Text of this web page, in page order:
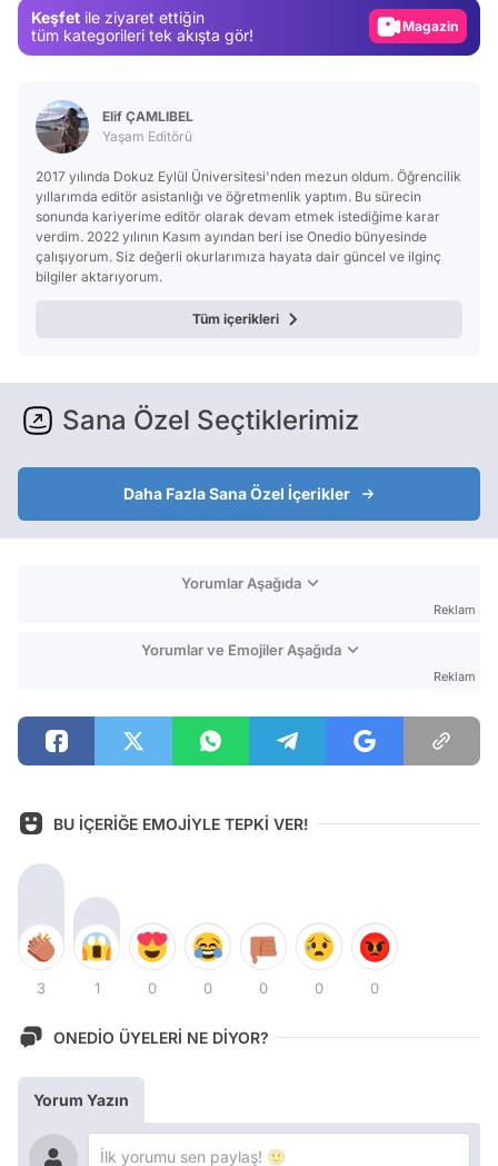
Keşfet ile ziyaret ettiğin
tüm kategorileri tek akışta gör!
Magazin
Elif ÇAMLIBEL
Yaşam Editörü
2017 yılında Dokuz Eylül Üniversitesi'nden mezun oldum. Öğrencilik
yıllarımda editör asistanlığı ve öğretmenlik yaptım. Bu sürecin
sonunda kariyerime editör olarak devam etmek istediğime karar
verdim. 2022 yılının Kasım ayından beri ise Onedio bünyesinde
çalışıyorum. Siz değerli okurlarımıza hayata dair güncel ve ilginç
bilgiler aktarıyorum.
Tüm içerikleri
Sana Özel Seçtiklerimiz
Daha Fazla Sana Özel İçerikler
Yorumlar Aşağıda
Reklam
Yorumlar ve Emojiler Aşağıda
Reklam
BU İÇERİĞE EMOJİYLE TEPKİ VER!
3 1 0 0 0 0 0
ONEDİO ÜYELERİ NE DİYOR?
Yorum Yazın